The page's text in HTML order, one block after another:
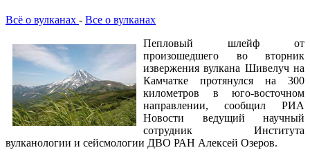
Всё о вулканах - Все о вулканах
Пепловый шлейф от
произошедшего во вторник
извержения вулкана Шивелуч на
Камчатке протянулся на 300
километров в юго-восточном
направлении, сообщил РИА
Новости ведущий научный
сотрудник Института
вулканологии и сейсмологии ДВО РАН Алексей Озеров.